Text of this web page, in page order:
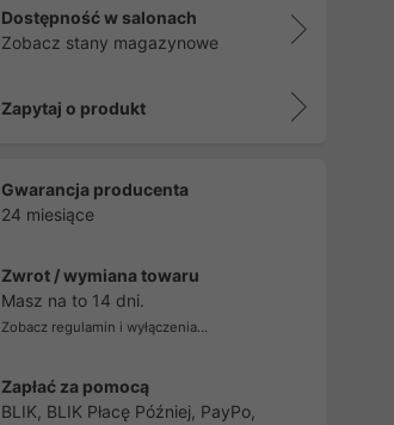
Dostępność w salonach
Zobacz stany magazynowe
Zapytaj o produkt
Gwarancja producenta
24 miesiące
Zwrot / wymiana towaru
Masz na to 14 dni.
Zobacz regulamin i wyłączenia...
Zapłać za pomocą
BLIK, BLIK Płacę Później, PayPo,